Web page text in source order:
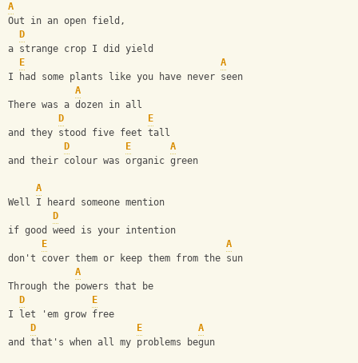
A
Out in an open field,
D
a strange crop I did yield
E
A
I had some plants like you have never seen
A
There was a dozen in all
D
E
and they stood five feet tall
D
E
A
and their colour was organic green
A
Well I heard someone mention
D
if good weed is your intention
E
A
don't cover them or keep them from the sun
A
Through the powers that be
D
E
I let 'em grow free
D
E
A
and that's when all my problems begun